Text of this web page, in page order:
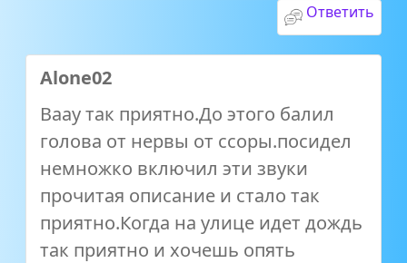
Ответить
Alone02
Ваау так приятно.До этого балил
голова от нервы от ссоры.посидел
немножко включил эти звуки
прочитая описание и стало так
приятно.Когда на улице идет дождь
так приятно и хочешь опять